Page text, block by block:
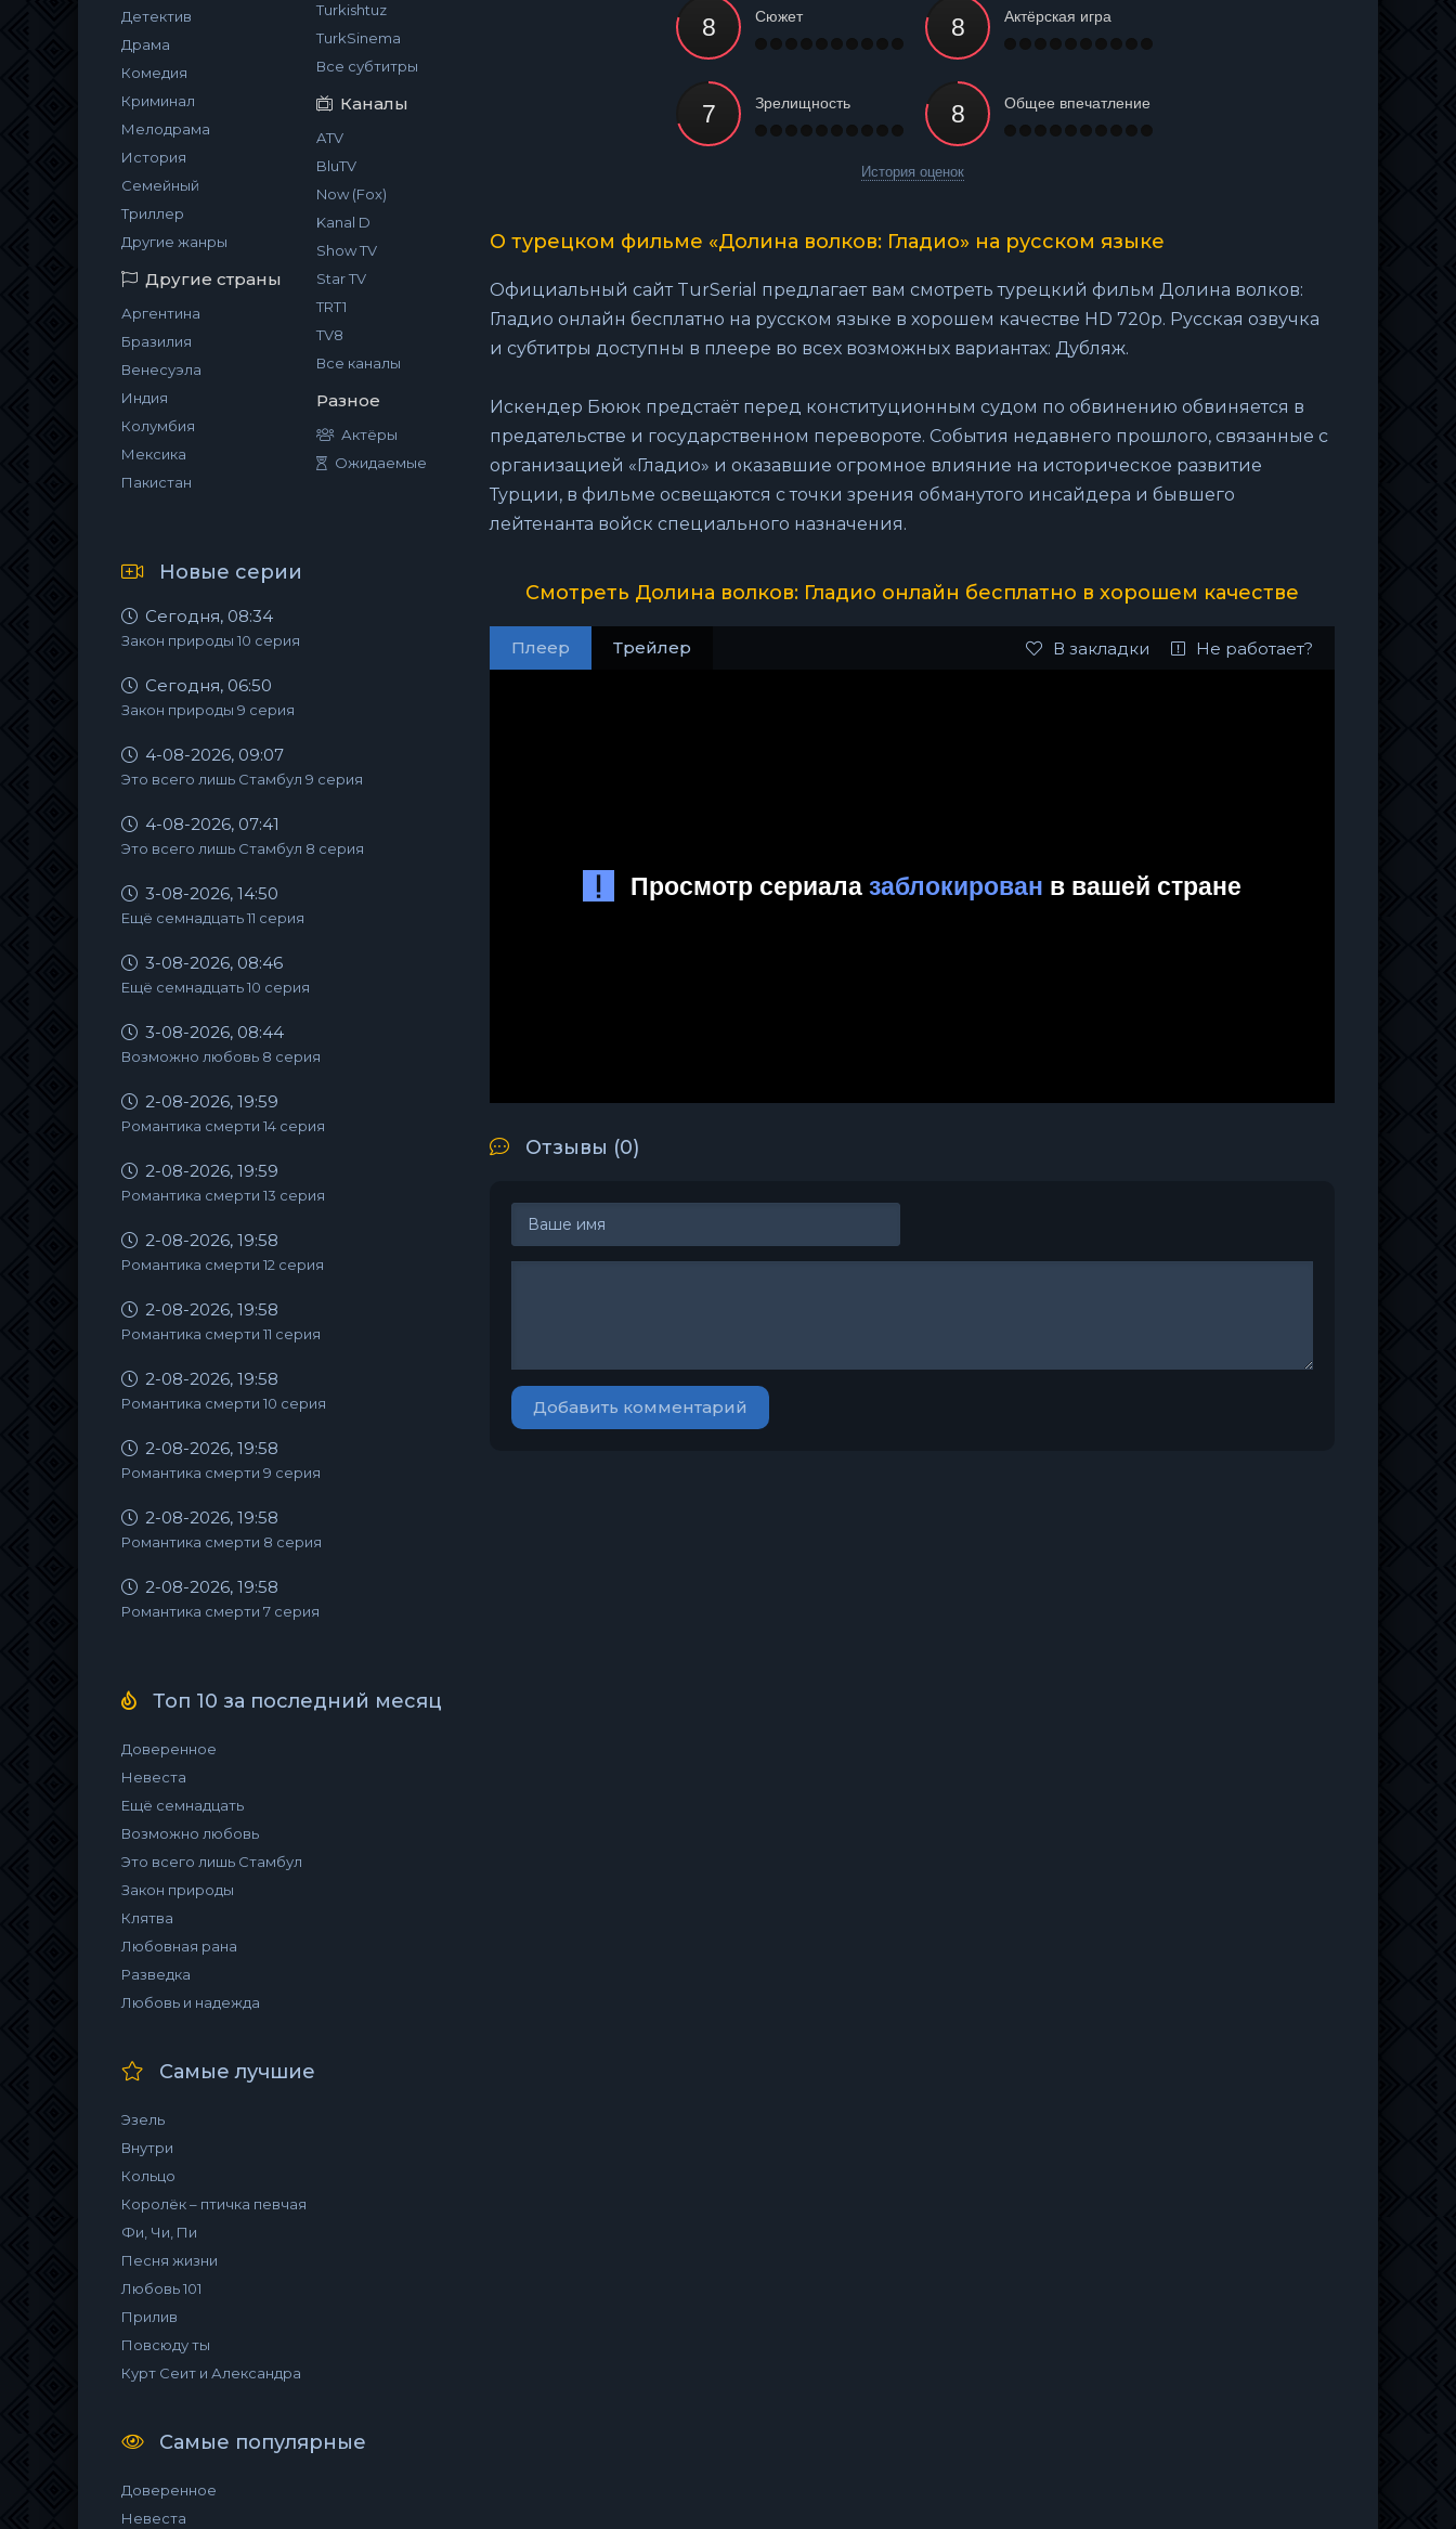
Детектив
Драма
Комедия
Криминал
Мелодрама
История
Семейный
Триллер
Другие жанры
Другие страны
Аргентина
Бразилия
Венесуэла
Индия
Колумбия
Мексика
Пакистан
Turkishtuz
TurkSinema
Все субтитры
Каналы
ATV
BluTV
Now (Fox)
Kanal D
Show TV
Star TV
TRT1
TV8
Все каналы
Разное
Актёры
Ожидаемые
Новые серии
Сегодня, 08:34
Закон природы 10 серия
Сегодня, 06:50
Закон природы 9 серия
4-08-2026, 09:07
Это всего лишь Стамбул 9 серия
4-08-2026, 07:41
Это всего лишь Стамбул 8 серия
3-08-2026, 14:50
Ещё семнадцать 11 серия
3-08-2026, 08:46
Ещё семнадцать 10 серия
3-08-2026, 08:44
Возможно любовь 8 серия
2-08-2026, 19:59
Романтика смерти 14 серия
2-08-2026, 19:59
Романтика смерти 13 серия
2-08-2026, 19:58
Романтика смерти 12 серия
2-08-2026, 19:58
Романтика смерти 11 серия
2-08-2026, 19:58
Романтика смерти 10 серия
2-08-2026, 19:58
Романтика смерти 9 серия
2-08-2026, 19:58
Романтика смерти 8 серия
2-08-2026, 19:58
Романтика смерти 7 серия
Топ 10 за последний месяц
Доверенное
Невеста
Ещё семнадцать
Возможно любовь
Это всего лишь Стамбул
Закон природы
Клятва
Любовная рана
Разведка
Любовь и надежда
Самые лучшие
Эзель
Внутри
Кольцо
Королёк – птичка певчая
Фи, Чи, Пи
Песня жизни
Любовь 101
Прилив
Повсюду ты
Курт Сеит и Александра
Самые популярные
Доверенное
Невеста
Сюжет Актёрская игра
Зрелищность Общее впечатление
История оценок
О турецком фильме «Долина волков: Гладио» на русском языке
Официальный сайт TurSerial предлагает вам смотреть турецкий фильм Долина волков:
Гладио онлайн бесплатно на русском языке в хорошем качестве HD 720p. Русская озвучка
и субтитры доступны в плеере во всех возможных вариантах: Дубляж.
Искендер Бююк предстаёт перед конституционным судом по обвинению обвиняется в
предательстве и государственном перевороте. События недавнего прошлого, связанные с
организацией «Гладио» и оказавшие огромное влияние на историческое развитие
Турции, в фильме освещаются с точки зрения обманутого инсайдера и бывшего
лейтенанта войск специального назначения.
Смотреть Долина волков: Гладио онлайн бесплатно в хорошем качестве
Плеер Трейлер В закладки Не работает?
Отзывы (0)
Добавить комментарий